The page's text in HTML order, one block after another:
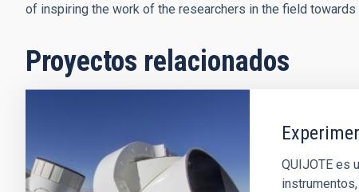
of inspiring the work of the researchers in the field towards
Proyectos relacionados
QUIJOTE es